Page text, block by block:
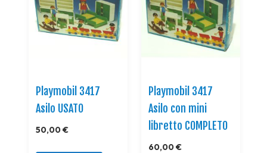
Playmobil 3417
Asilo USATO
50,00 €
Playmobil 3417
Asilo con mini
libretto COMPLETO
60,00 €